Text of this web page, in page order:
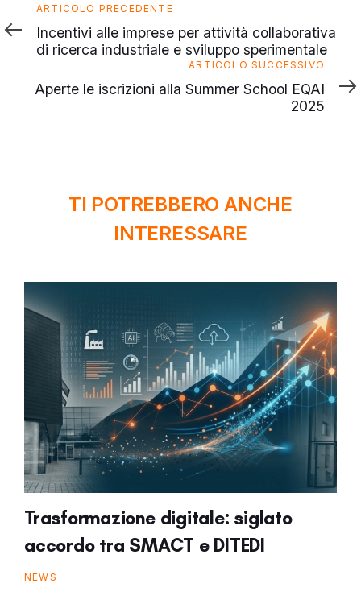
Articolo
precedente
ARTICOLO PRECEDENTE
Incentivi alle imprese per attività collaborativa
di ricerca industriale e sviluppo sperimentale
successivo
ARTICOLO SUCCESSIVO
Aperte le iscrizioni alla Summer School EQAI
2025
TI POTREBBERO ANCHE
INTERESSARE
Trasformazione digitale: siglato
accordo tra SMACT e DITEDI
NEWS